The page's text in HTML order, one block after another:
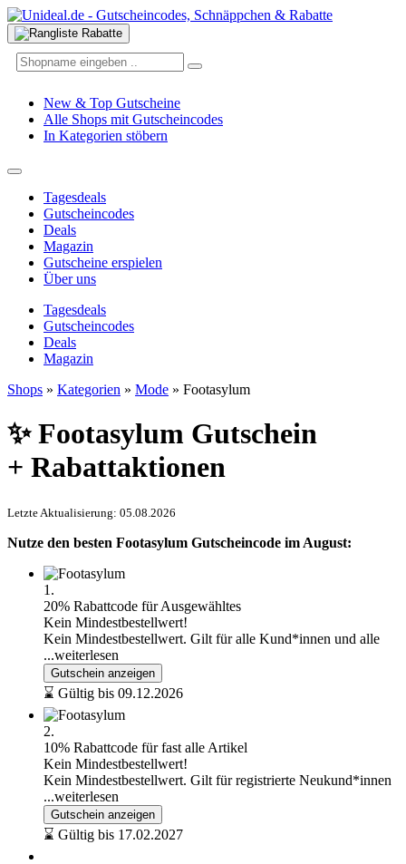
New & Top Gutscheine
Alle Shops mit Gutscheincodes
In Kategorien stöbern
Tagesdeals
Gutscheincodes
Deals
Magazin
Gutscheine erspielen
Über uns
Tagesdeals
Gutscheincodes
Deals
Magazin
Shops » Kategorien » Mode » Footasylum
✨ Footasylum Gutschein
+ Rabattaktionen
Letzte Aktualisierung: 05.08.2026
Nutze den besten Footasylum Gutscheincode im August:
1.
20% Rabattcode für Ausgewähltes
Kein Mindestbestellwert!
Kein Mindestbestellwert. Gilt für alle Kund*innen und alle
...weiterlesen
Gutschein anzeigen
⌛ Gültig bis 09.12.2026
2.
10% Rabattcode für fast alle Artikel
Kein Mindestbestellwert!
Kein Mindestbestellwert. Gilt für registrierte Neukund*innen
...weiterlesen
Gutschein anzeigen
⌛ Gültig bis 17.02.2027